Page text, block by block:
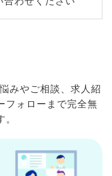
みやご相談、求人紹
フォローまで完全無